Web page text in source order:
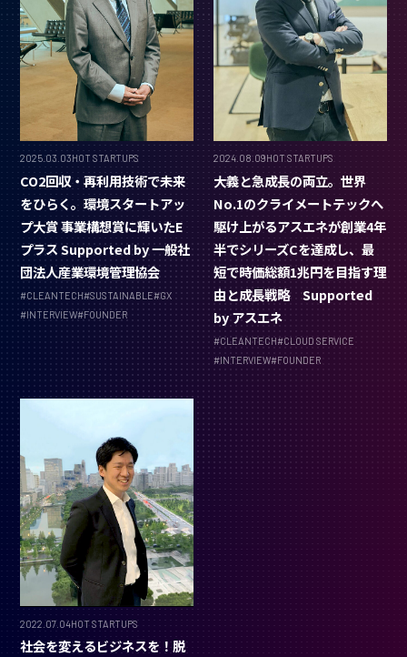
2025.03.03HOT STARTUPS
CO2回収・再利用技術で未来
をひらく。環境スタートアッ
プ大賞 事業構想賞に輝いたE
プラス Supported by 一般社
団法人産業環境管理協会
#CLEANTECH#SUSTAINABLE#GX
#INTERVIEW#FOUNDER
2024.08.09HOT STARTUPS
大義と急成長の両立。世界
No.1のクライメートテックへ
駆け上がるアスエネが創業4年
半でシリーズCを達成し、最
短で時価総額1兆円を目指す理
由と成長戦略 Supported
by アスエネ
#CLEANTECH#CLOUD SERVICE
#INTERVIEW#FOUNDER
2022.07.04HOT STARTUPS
社会を変えるビジネスを！脱